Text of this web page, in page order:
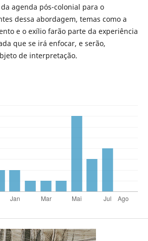
agenda pós-colonial para o
dessa abordagem, temas como a
e o exílio farão parte da experiência
que se irá enfocar, e serão,
de interpretação.